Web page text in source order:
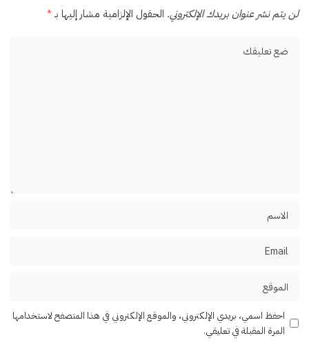
لن يتم نشر عنوان بريدك الإلكتروني. الحقول الإلزامية مشار إليها بـ*
احفظ اسمي، بريدي الإلكتروني، والموقع الإلكتروني في هذا المتصفح لاستخدامها
المرة المقبلة في تعليقي.